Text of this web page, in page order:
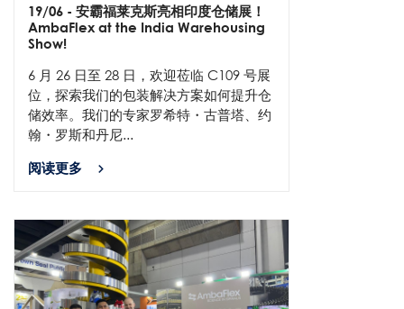
19/06 - 安霸福莱克斯亮相印度仓储展！
AmbaFlex at the India Warehousing
Show!
6 月 26 日至 28 日，欢迎莅临 C109 号展
位，探索我们的包装解决方案如何提升仓
储效率。我们的专家罗希特・古普塔、约
翰・罗斯和丹尼...
阅读更多